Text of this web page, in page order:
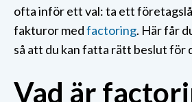
ofta inför ett val: ta ett
fakturor medfactoring. Här får
så att du kan fatta rätt beslut för
Vad är